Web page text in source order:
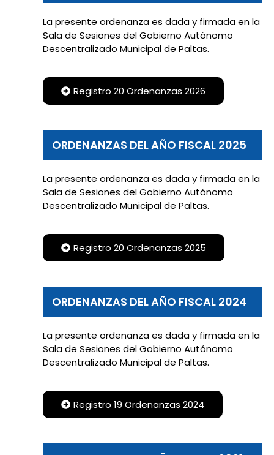
La presente ordenanza es dada y firmada en la
Sala de Sesiones del Gobierno Autónomo
Descentralizado Municipal de Paltas.
Registro 20 Ordenanzas 2026
ORDENANZAS DEL AÑO FISCAL 2025
La presente ordenanza es dada y firmada en la
Sala de Sesiones del Gobierno Autónomo
Descentralizado Municipal de Paltas.
Registro 20 Ordenanzas 2025
ORDENANZAS DEL AÑO FISCAL 2024
La presente ordenanza es dada y firmada en la
Sala de Sesiones del Gobierno Autónomo
Descentralizado Municipal de Paltas.
Registro 19 Ordenanzas 2024